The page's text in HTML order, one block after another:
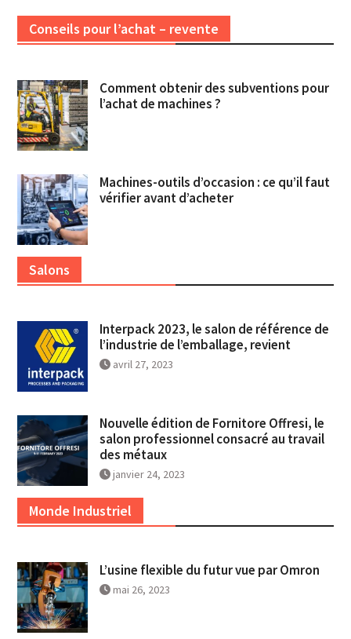
Conseils pour l’achat – revente
Comment obtenir des subventions pour
l’achat de machines ?
Machines-outils d’occasion : ce qu’il faut
vérifier avant d’acheter
Salons
Interpack 2023, le salon de référence de
l’industrie de l’emballage, revient
avril 27, 2023
Nouvelle édition de Fornitore Offresi, le
salon professionnel consacré au travail
des métaux
janvier 24, 2023
Monde Industriel
L’usine flexible du futur vue par Omron
mai 26, 2023